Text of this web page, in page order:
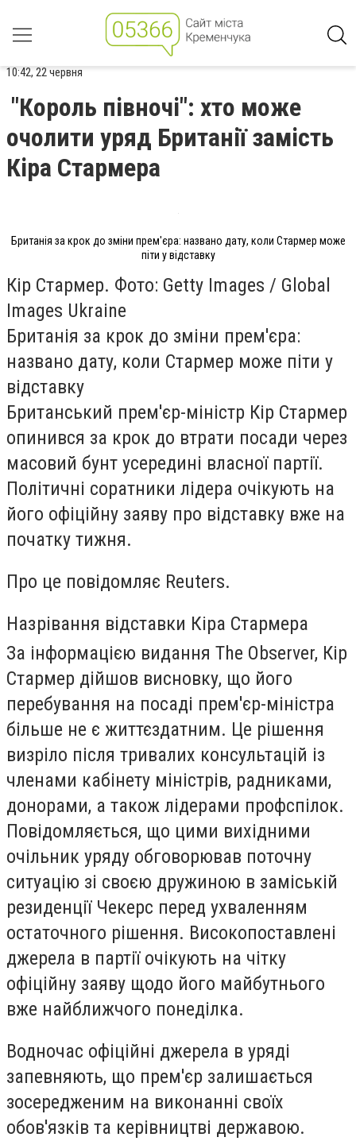
10:42, 22 червня
"Король півночі": хто може
очолити уряд Британії замість
Кіра Стармера
Британія за крок до зміни прем'єра: названо дату, коли Стармер може
піти у відставку
Кір Стармер. Фото: Getty Images / Global
Images Ukraine
Британія за крок до зміни прем'єра:
названо дату, коли Стармер може піти у
відставку
Британський прем'єр-міністр Кір Стармер
опинився за крок до втрати посади через
масовий бунт усередині власної партії.
Політичні соратники лідера очікують на
його офіційну заяву про відставку вже на
початку тижня.
Про це повідомляє Reuters.
Назрівання відставки Кіра Стармера
За інформацією видання The Observer, Кір
Стармер дійшов висновку, що його
перебування на посаді прем'єр-міністра
більше не є життєздатним. Це рішення
визріло після тривалих консультацій із
членами кабінету міністрів, радниками,
донорами, а також лідерами профспілок.
Повідомляється, що цими вихідними
очільник уряду обговорював поточну
ситуацію зі своєю дружиною в заміській
резиденції Чекерс перед ухваленням
остаточного рішення. Високопоставлені
джерела в партії очікують на чітку
офіційну заяву щодо його майбутнього
вже найближчого понеділка.
Водночас офіційні джерела в уряді
запевняють, що прем'єр залишається
зосередженим на виконанні своїх
обов'язків та керівництві державою.